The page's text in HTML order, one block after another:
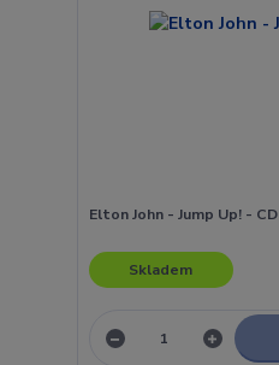
Elton John - Jump Up! - CD
Skladem